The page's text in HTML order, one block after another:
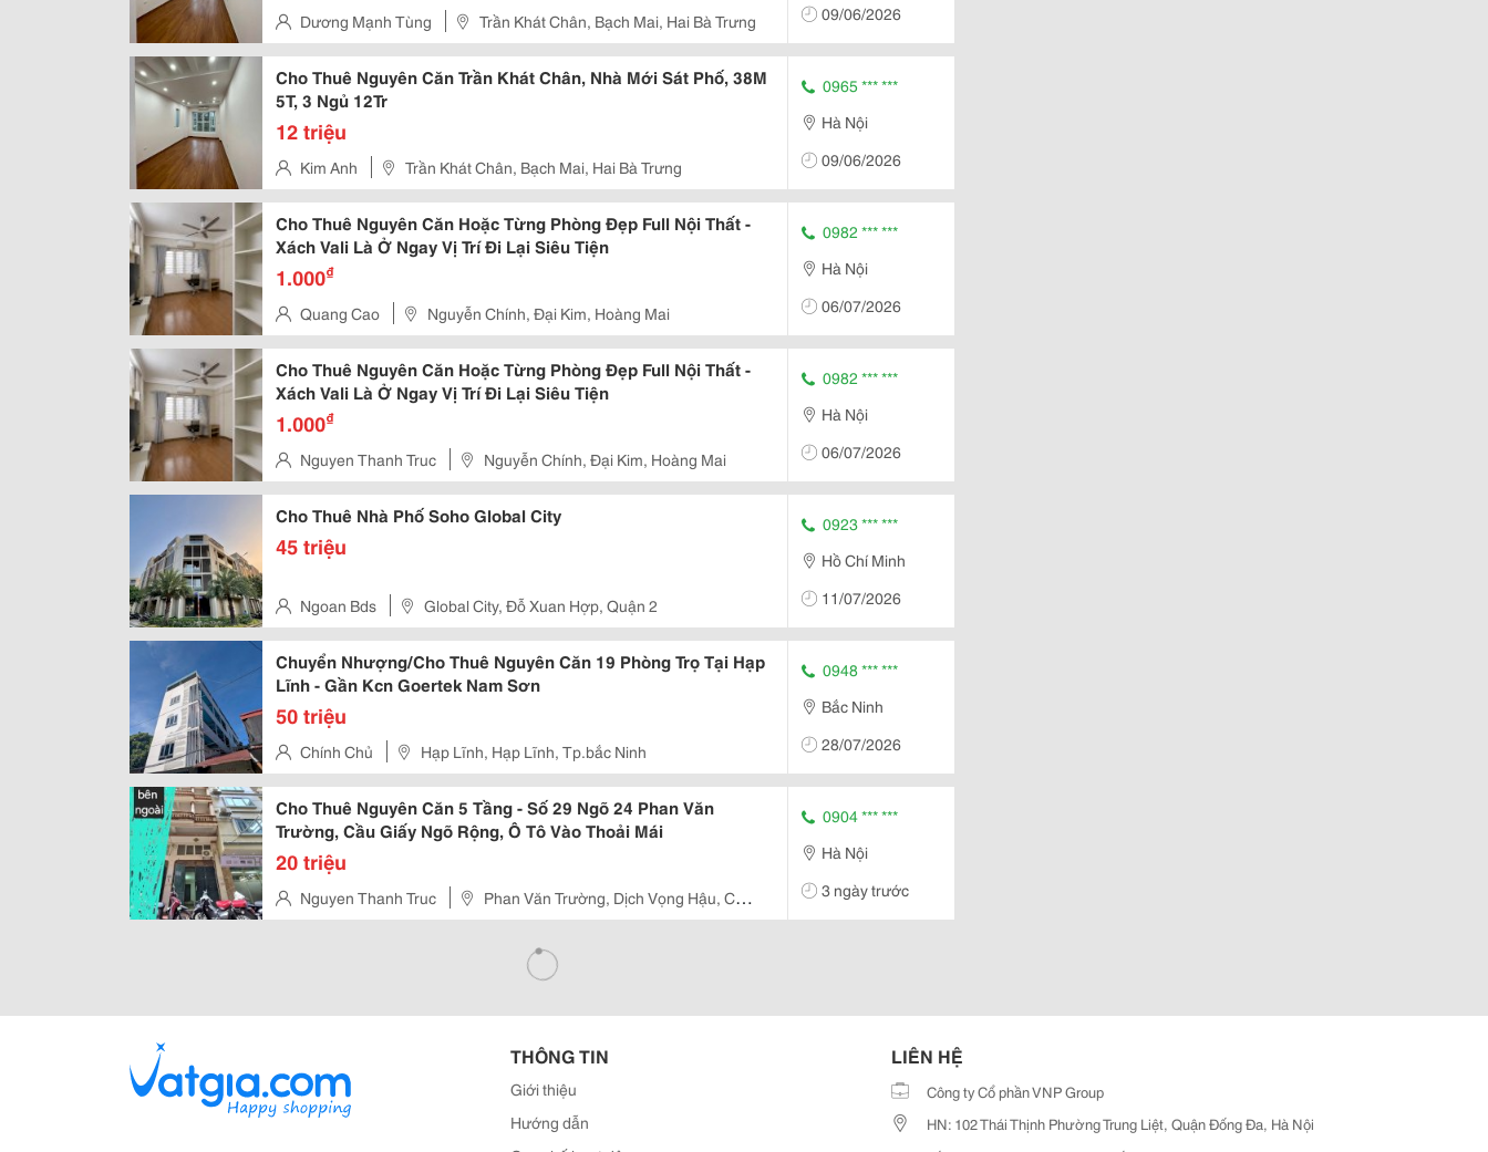
Dương Mạnh Tùng Trần Khát Chân, Bạch Mai, Hai Bà Trưng
09/06/2026
Cho Thuê Nguyên Căn Trần Khát Chân, Nhà Mới Sát Phố, 38M
5T, 3 Ngủ 12Tr
12 triệu
Kim Anh Trần Khát Chân, Bạch Mai, Hai Bà Trưng
0965 *** ***
Hà Nội
09/06/2026
Cho Thuê Nguyên Căn Hoặc Từng Phòng Đẹp Full Nội Thất -
Xách Vali Là Ở Ngay Vị Trí Đi Lại Siêu Tiện
1.000₫
Quang Cao Nguyễn Chính, Đại Kim, Hoàng Mai
0982 *** ***
Hà Nội
06/07/2026
Cho Thuê Nguyên Căn Hoặc Từng Phòng Đẹp Full Nội Thất -
Xách Vali Là Ở Ngay Vị Trí Đi Lại Siêu Tiện
1.000₫
Nguyen Thanh Truc Nguyễn Chính, Đại Kim, Hoàng Mai
0982 *** ***
Hà Nội
06/07/2026
Cho Thuê Nhà Phố Soho Global City
45 triệu
Ngoan Bds Global City, Đỗ Xuan Hợp, Quận 2
0923 *** ***
Hồ Chí Minh
11/07/2026
Chuyển Nhượng/Cho Thuê Nguyên Căn 19 Phòng Trọ Tại Hạp
Lĩnh - Gần Kcn Goertek Nam Sơn
50 triệu
Chính Chủ Hạp Lĩnh, Hạp Lĩnh, Tp.bắc Ninh
0948 *** ***
Bắc Ninh
28/07/2026
Cho Thuê Nguyên Căn 5 Tầng - Số 29 Ngõ 24 Phan Văn
Trường, Cầu Giấy Ngõ Rộng, Ô Tô Vào Thoải Mái
20 triệu
Nguyen Thanh Truc
Phan Văn Trường, Dịch Vọng Hậu, Cầu
Giấy
0904 *** ***
Hà Nội
3 ngày trước
THÔNG TIN
Giới thiệu
Hướng dẫn
LIÊN HỆ
Công ty Cổ phần VNP Group
HN: 102 Thái Thịnh Phường Trung Liệt, Quận Đống Đa, Hà Nội